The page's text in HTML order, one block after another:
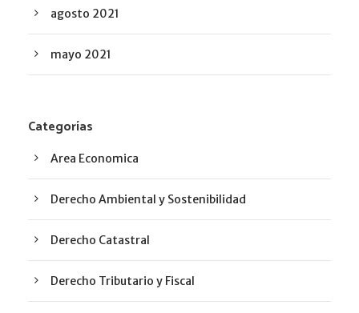
agosto 2021
mayo 2021
Categorías
Area Economica
Derecho Ambiental y Sostenibilidad
Derecho Catastral
Derecho Tributario y Fiscal